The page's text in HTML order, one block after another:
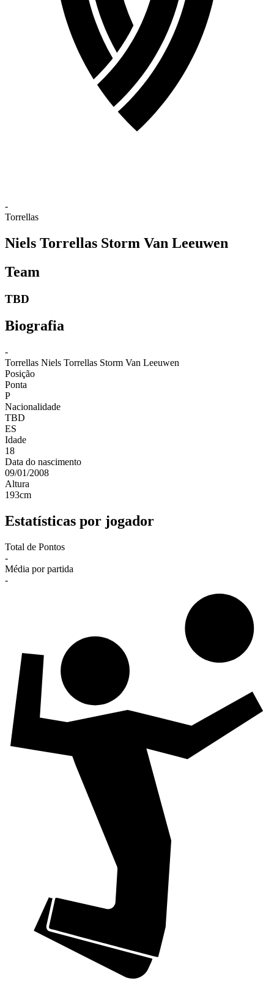
-
Torrellas
Niels Torrellas Storm Van Leeuwen
Team
TBD
Biografia
-
Torrellas Niels Torrellas Storm Van Leeuwen
Posição
Ponta
P
Nacionalidade
TBD
ES
Idade
18
Data do nascimento
09/01/2008
Altura
193cm
Estatísticas por jogador
Total de Pontos
-
Média por partida
-